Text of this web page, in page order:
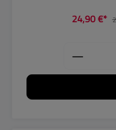
24,90 €*